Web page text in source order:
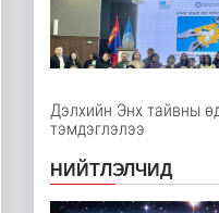
Унгар
хэмнэх
5 цаг 37
жолооны
Нийгэм
Дэлхийн Энх тайвны
тэмдэглэлээ
НИЙТЛЭЛЧИД